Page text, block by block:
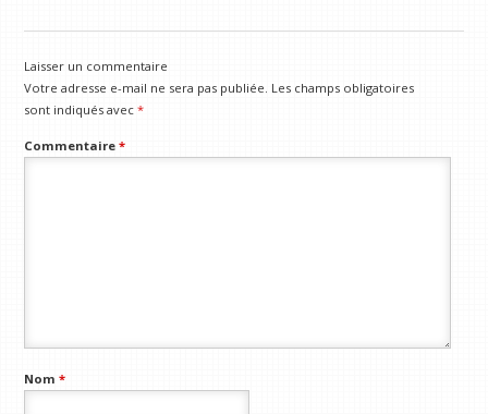
Laisser un commentaire
Votre adresse e-mail ne sera pas publiée. Les champs obligatoires
sont indiqués avec*
Commentaire*
Nom*